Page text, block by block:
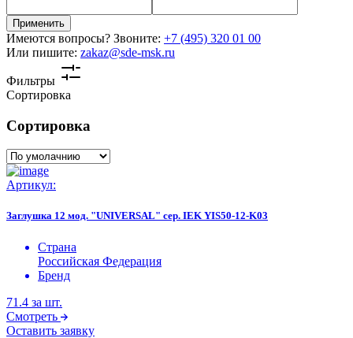
Применить
Имеются вопросы? Звоните: +7 (495) 320 01 00
Или пишите: zakaz@sde-msk.ru
Фильтры
Сортировка
Сортировка
Артикул:
Заглушка 12 мод. "UNIVERSAL" сер. IEK YIS50-12-K03
Страна
Российская Федерация
Бренд
71.4 за шт.
Смотреть
Оставить заявку